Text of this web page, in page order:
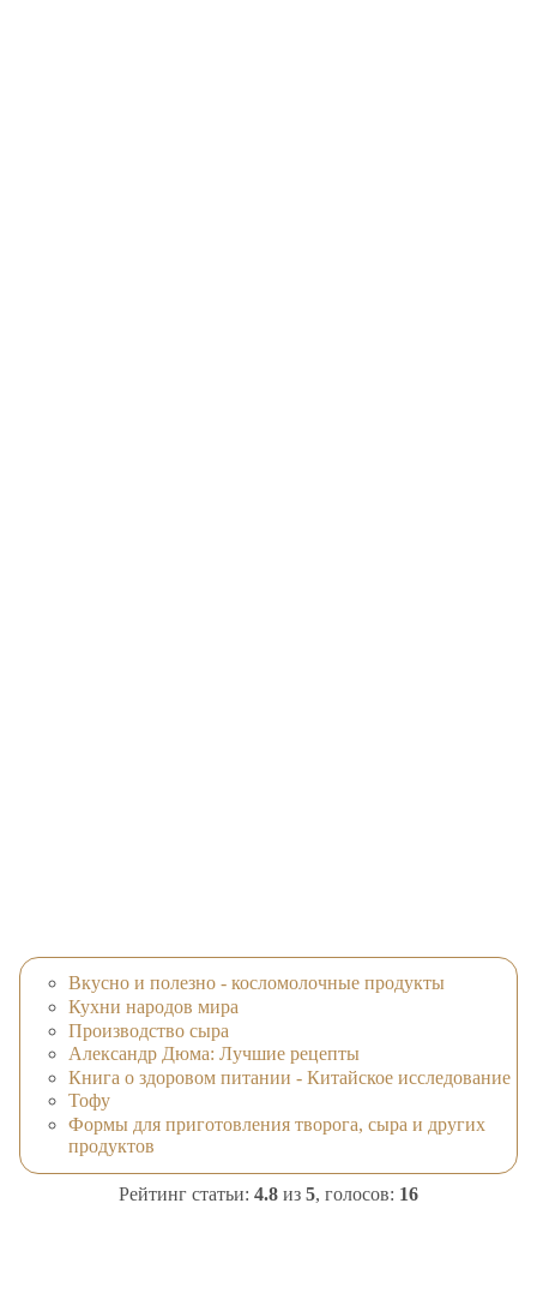
Вкусно и полезно - косломолочные продукты
Кухни народов мира
Производство сыра
Александр Дюма: Лучшие рецепты
Книга о здоровом питании - Китайское исследование
Тофу
Формы для приготовления творога, сыра и других
продуктов
Рейтинг статьи: 4.8 из 5, голосов: 16